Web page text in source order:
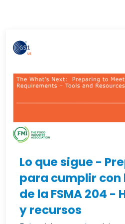
Lo que sigue -
para cumplir con
de la FSMA 204 -
y recursos